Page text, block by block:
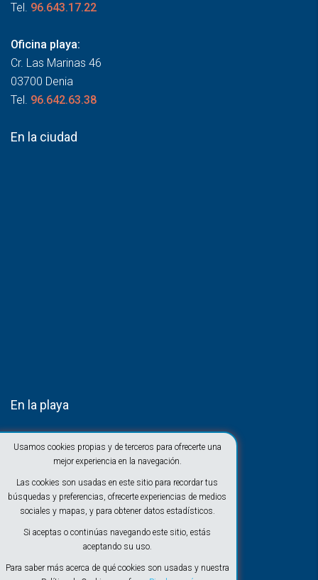
Usamos cookies propias y de terceros para ofrecerte una
mejor experiencia en la navegación.
Las cookies son usadas en este sitio para recordar tus
búsquedas y preferencias, ofrecerte experiencias de medios
sociales y mapas, y para obtener datos estadísticos.
Si aceptas o continúas navegando este sitio, estás
aceptando su uso.
Para saber más acerca de qué cookies son usadas y nuestra
Tel. 96.643.17.22
Oficina playa:
Cr. Las Marinas 46
03700 Denia
Tel. 96.642.63.38
En la ciudad
En la playa